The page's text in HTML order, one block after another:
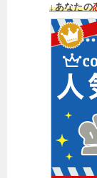
↓あなたの